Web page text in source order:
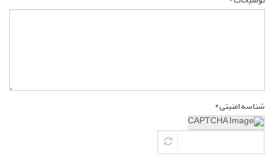
شناسه امنیتی *